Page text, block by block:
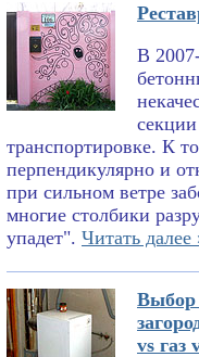
В
транспортировке. К
перпендикулярно и
при сильном ветре
многие столбики
упадет". Читать далее
Выбор
vs газ